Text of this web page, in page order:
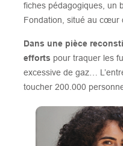
fiches pédagogiques, un
Fondation, situé au cœur
Dans une pièce
efforts pour traquer les
excessive de gaz…
toucher 200.000